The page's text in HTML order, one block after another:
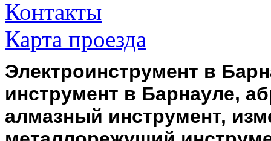
Контакты
Карта проезда
Электроинструмент в
инструмент в Барнауле,
алмазный инструмент,